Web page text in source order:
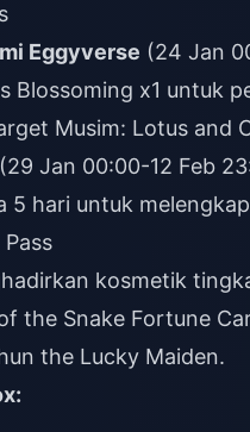
Eggyverse (24 Jan
Blossoming x1 untuk
Musim: Lotus and
(29 Jan 00:00-12 Feb
5 hari untuk
kosmetik
the Snake Fortune
the Lucky Maiden.